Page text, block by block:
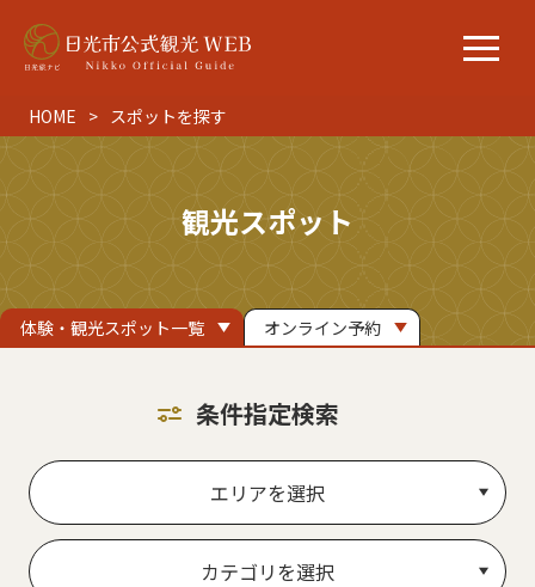
HOME スポットを探す
観光スポット
体験・観光スポット一覧 オンライン予約
条件指定検索
エリアを選択
カテゴリを選択